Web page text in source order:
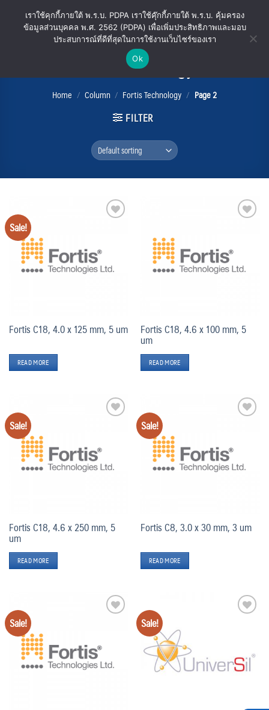
Fortis Technology
Home / Column / Fortis Technology / Page 2
FILTER
Sale!
Fortis C18, 4.0 x 125 mm, 5 um
READ MORE
Fortis C18, 4.6 x 100 mm, 5
um
READ MORE
Sale!
Fortis C18, 4.6 x 250 mm, 5
um
READ MORE
Sale!
Fortis C8, 3.0 x 30 mm, 3 um
READ MORE
Sale! Sale!
เราใช้คุกกี้ภายใต้ พ.ร.บ. PDPA เราใช้คุ๊กกี้ภายใต้ พ.ร.บ. คุ้มครอง
ข้อมูลส่วนบุคคล พ.ศ. 2562 (PDPA) เพื่อเพิ่มประสิทธิภาพและมอบ
ประสบการณ์ที่ดีที่สุดในการใช้งานเว็บไซร์ของเรา
Ok